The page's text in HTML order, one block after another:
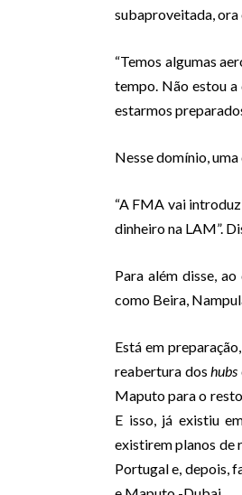
subaproveitada, ora
“Temos algumas
tempo. Não estou a
estarmos
Nesse domínio,
“A FMA vai
dinheiro na LAM”.
Para além disse,
como Beira,
Está em
reabertura doshubs
Maputo para o
E isso, já existiu
existirem planos de
Portugal e, depois,